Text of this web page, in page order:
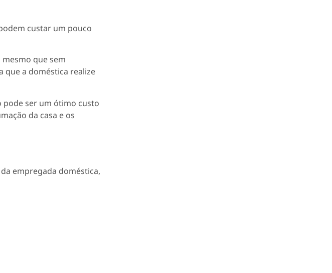
custar um pouco
que sem
que a doméstica realize
pode ser um ótimo custo
da casa e os
empregada doméstica,